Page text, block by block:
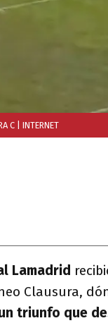
C | INTERNET
Lamadrid
Clausura,
triunfo que